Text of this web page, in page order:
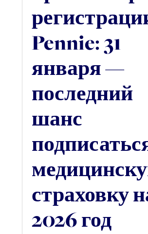
Pennie: 31
января —
последний
шанс
страховку
2026 год